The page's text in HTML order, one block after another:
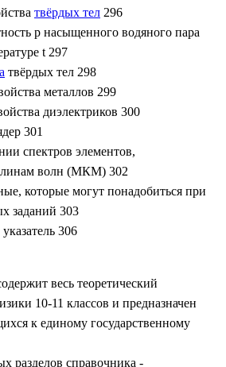
твёрдых тел 296
р насыщенного водяного пара
t 297
твёрдых тел 298
металлов 299
диэлектриков 300
301
спектров элементов,
волн (МКМ) 302
которые могут понадобиться при
заданий 303
306
весь теоретический
10-11 классов и предназначен
к единому государственному
разделов справочника -